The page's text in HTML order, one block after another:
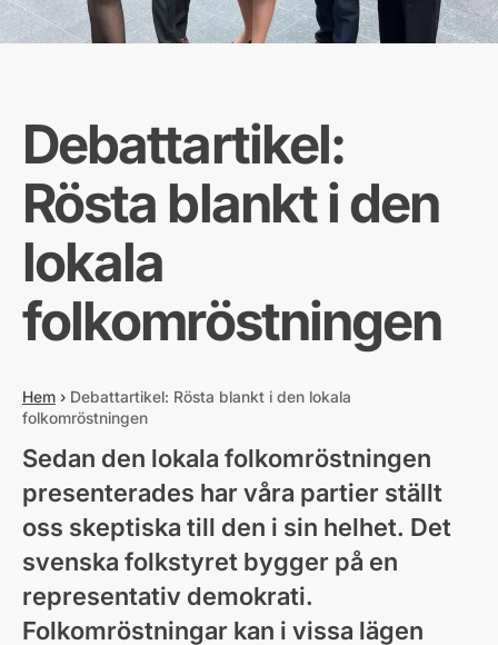
Debattartikel:
Rösta blankt i den
lokala
folkomröstningen
Hem › Debattartikel: Rösta blankt i den lokala
folkomröstningen
Sedan den lokala folkomröstningen
presenterades har våra partier ställt
oss skeptiska till den i sin helhet. Det
svenska folkstyret bygger på en
representativ demokrati.
Folkomröstningar kan i vissa lägen